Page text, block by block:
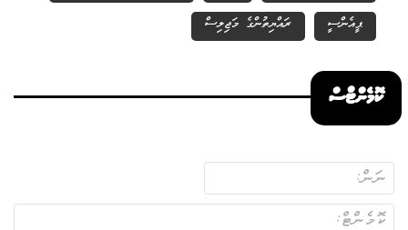
ޕީއެންސީ
ރައްޔިތުންގެ މަޖިލިސް
ކޮމެންޓްސް